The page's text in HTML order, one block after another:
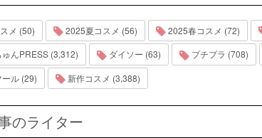
メ (50) 2025夏コスメ (56) 2025春コスメ (72)
んPRESS (3,312)
ダイソー (63) プチプラ (708)
ール (29)
新作コスメ (3,388)
のライター